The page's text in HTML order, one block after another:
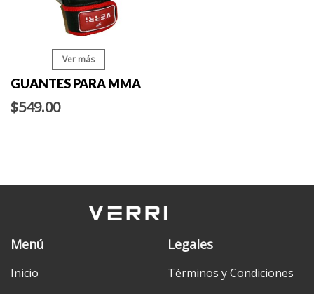
Ver más
GUANTES PARA MMA
$549.00
Menú
Inicio
Legales
Términos y Condiciones